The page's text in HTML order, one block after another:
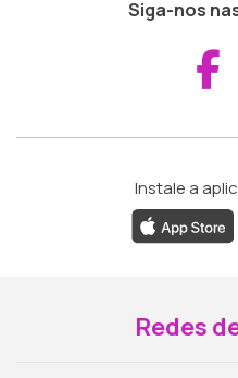
Siga-nos
Instale a
Redes